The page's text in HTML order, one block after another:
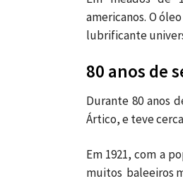
americanos. O
lubrificante
80 anos de
Durante 80 anos
Ártico, e teve
Em 1921, com a
muitos baleeiros